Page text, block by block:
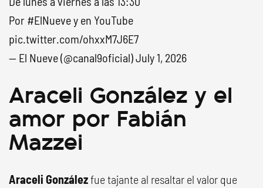
Por #ElNuevey en YouTube
pic.twitter.com/ohxxM7J6E7
— El Nueve (@canal9oficial)July 1, 2026
Araceli González y el
amor por Fabián
Mazzei
Araceli Gonzálezfue tajante al resaltar el valor que